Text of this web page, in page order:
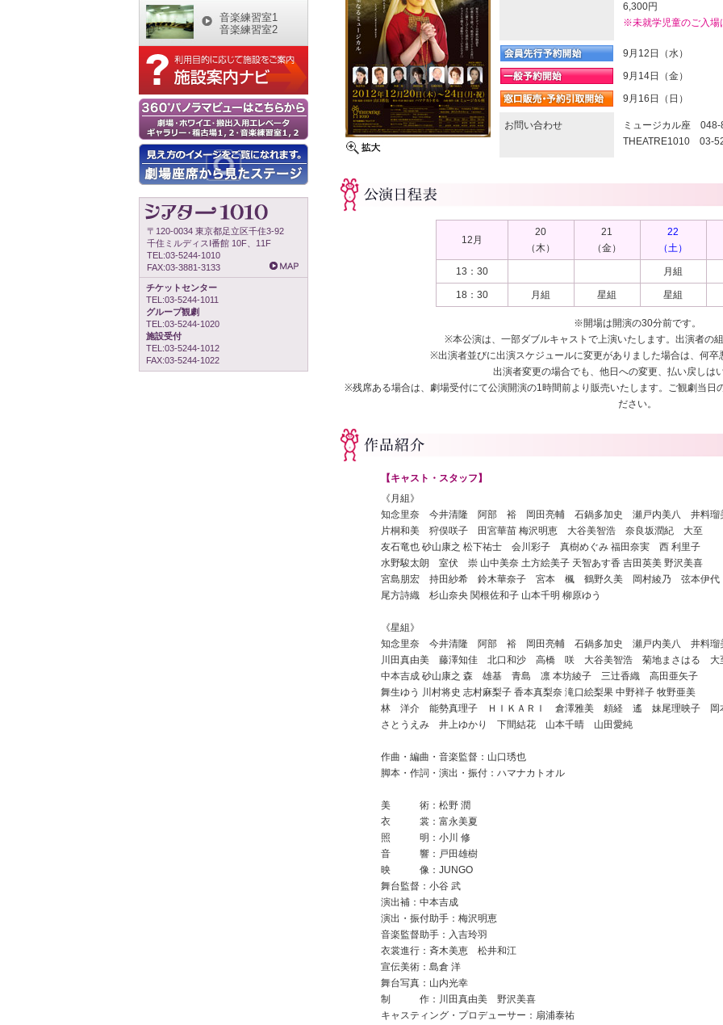
音楽練習室1
音楽練習室2
〒120-0034 東京都足立区千住3-92
千住ミルディスⅠ番館 10F、11F
TEL:03-5244-1010
FAX:03-3881-3133
チケットセンター
TEL:03-5244-1011
グループ観劇
TEL:03-5244-1020
施設受付
TEL:03-5244-1012
FAX:03-5244-1022
6,300円
※未就学児童のご入場
9月12日（水）
9月14日（金）
9月16日（日）
お問い合わせ
ミュージカル座 048-
THEATRE1010 03-
12月
20
（木）
21
（金）
22
（土）
13：30 月組
18：30 月組 星組 星組
※開場は開演の30分前です。
※本公演は、一部ダブルキャストで上演いたします。出演者の組
※出演者並びに出演スケジュールに変更がありました場合は、何卒
出演者変更の場合でも、他日への変更、払い戻しはい
※残席ある場合は、劇場受付にて公演開演の1時間前より販売いたします。ご観劇当日
ださい。
【キャスト・スタッフ】
《月組》
知念里奈 今井清隆 阿部 裕 岡田亮輔 石鍋多加史 瀬戸内美八 井料瑠
片桐和美 狩俣咲子 田宮華苗 梅沢明恵 大谷美智浩 奈良坂潤紀 大至
友石竜也 砂山康之 松下祐士 会川彩子 真樹めぐみ 福田奈実 西 利里子
水野駿太朗 室伏 崇 山中美奈 土方絵美子 天智あす香 吉田英美 野沢美喜
宮島朋宏 持田紗希 鈴木華奈子 宮本 楓 鶴野久美 岡村綾乃 弦本伊代
尾方詩織 杉山奈央 関根佐和子 山本千明 柳原ゆう
《星組》
知念里奈 今井清隆 阿部 裕 岡田亮輔 石鍋多加史 瀬戸内美八 井料瑠
川田真由美 藤澤知佳 北口和沙 高橋 咲 大谷美智浩 菊地まさはる 大
中本吉成 砂山康之 森 雄基 青島 凛 本坊綾子 三辻香織 高田亜矢子
舞生ゆう 川村将史 志村麻梨子 香本真梨奈 滝口絵梨果 中野祥子 牧野亜美
林 洋介 能勢真理子 ＨＩＫＡＲＩ 倉澤雅美 頼経 遙 妹尾理映子 岡
さとうえみ 井上ゆかり 下間結花 山本千晴 山田愛純
作曲・編曲・音楽監督：山口琇也
脚本・作詞・演出・振付：ハマナカトオル
美 術：松野 潤
衣 裳：富永美夏
照 明：小川 修
音 響：戸田雄樹
映 像：JUNGO
舞台監督：小谷 武
演出補：中本吉成
演出・振付助手：梅沢明恵
音楽監督助手：入吉玲羽
衣裳進行：斉木美恵 松井和江
宣伝美術：島倉 洋
舞台写真：山内光幸
制 作：川田真由美 野沢美喜
キャスティング・プロデューサー：扇浦泰祐